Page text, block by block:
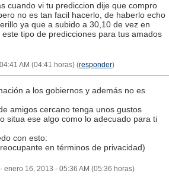
cuando vi tu prediccion dije que compro
no es tan facil hacerlo, de haberlo echo
ya que a subido a 30,10 de vez en
tipo de predicciones para tus amados
AM (04:41 horas) (responder)
a los gobiernos y además no es
amigos cercano tenga unos gustos
situa ese algo como lo adecuado para ti
con esto:
en términos de privacidad)
enero 16, 2013 - 05:36 AM (05:36 horas)